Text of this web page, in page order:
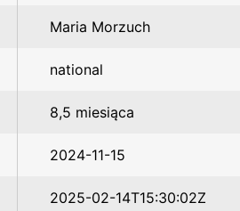
Maria Morzuch
national
8,5 miesiąca
2024-11-15
2025-02-14T15:30:02Z